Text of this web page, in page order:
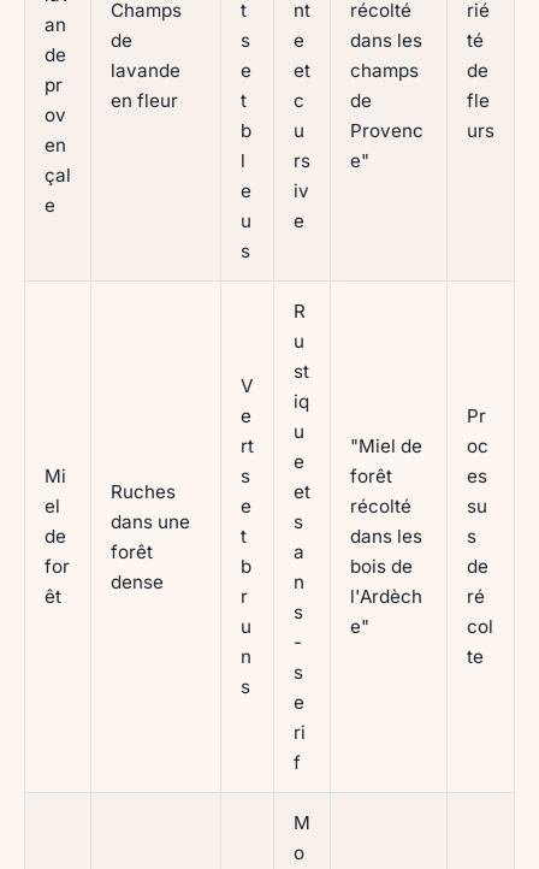
an
de
pr
ov
en
çal
e
Champs
de
lavande
en fleur
t
s
e
t
b
l
e
u
s
nt
e
et
c
u
rs
iv
e
récolté
dans les
champs
de
Provenc
e"
rié
té
de
fle
urs
Mi
el
de
for
êt
Ruches
dans une
forêt
dense
V
e
rt
s
e
t
b
r
u
n
s
R
u
st
iq
u
e
et
s
a
n
s
-
s
e
ri
f
"Miel de
forêt
récolté
dans les
bois de
l'Ardèch
e"
Pr
oc
es
su
s
de
ré
col
te
M
o